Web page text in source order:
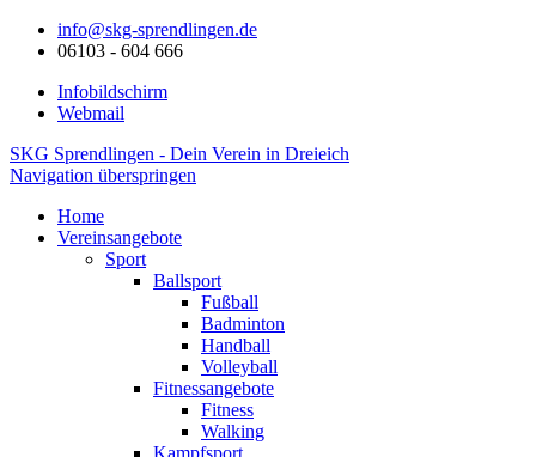
info@skg-sprendlingen.de
06103 - 604 666
Infobildschirm
Webmail
SKG Sprendlingen - Dein Verein in Dreieich
Navigation überspringen
Home
Vereinsangebote
Sport
Ballsport
Fußball
Badminton
Handball
Volleyball
Fitnessangebote
Fitness
Walking
Kampfsport